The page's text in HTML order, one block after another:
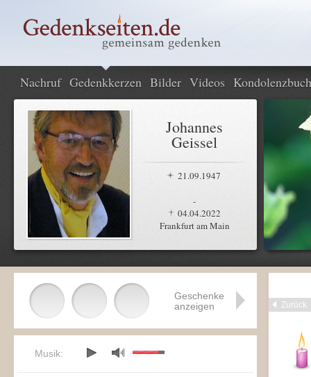
Nachruf Gedenkkerzen Bilder Videos Kondolenzbuch
Johannes
Geissel
21.09.1947
-
04.04.2022
Frankfurt am Main
Zurück
Geschenke
anzeigen
Musik: